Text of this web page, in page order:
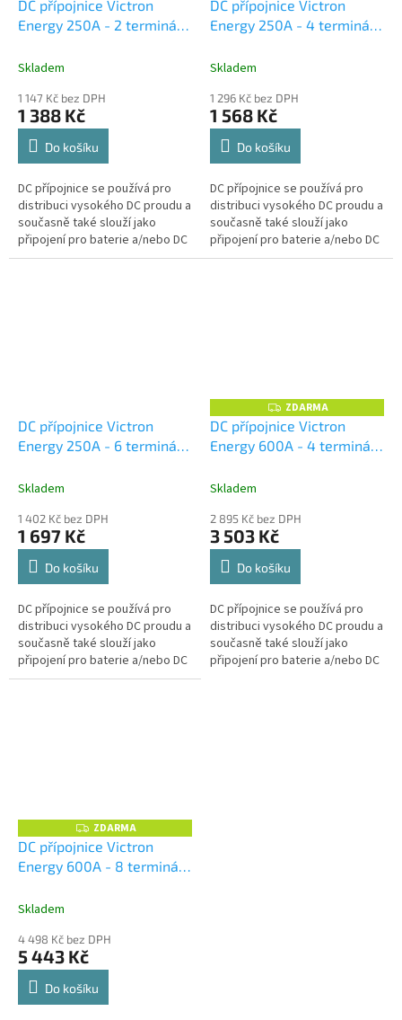
DC přípojnice Victron
Energy 250A - 2 terminály
Skladem
1 147 Kč bez DPH
1 388 Kč
Do košíku
DC přípojnice se používá pro
distribuci vysokého DC proudu a
současně také slouží jako
připojení pro baterie a/nebo DC
zařízení.
DC přípojnice Victron
Energy 250A - 4 terminály
Skladem
1 296 Kč bez DPH
1 568 Kč
Do košíku
DC přípojnice se používá pro
distribuci vysokého DC proudu a
současně také slouží jako
připojení pro baterie a/nebo DC
zařízení.
DC přípojnice Victron
Energy 250A - 6 terminálů
Skladem
1 402 Kč bez DPH
1 697 Kč
Do košíku
DC přípojnice se používá pro
distribuci vysokého DC proudu a
současně také slouží jako
připojení pro baterie a/nebo DC
zařízení.
Z
D
A
R
ZDARMA
DC přípojnice Victron
Energy 600A - 4 terminály
Skladem
2 895 Kč bez DPH
3 503 Kč
Do košíku
DC přípojnice se používá pro
distribuci vysokého DC proudu a
současně také slouží jako
připojení pro baterie a/nebo DC
Z
D
A
R
ZDARMA
DC přípojnice Victron
Energy 600A - 8 terminálů
Skladem
4 498 Kč bez DPH
5 443 Kč
Do košíku